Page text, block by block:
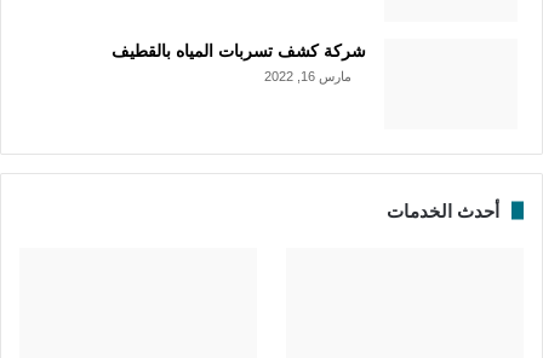
شركة كشف تسربات المياه بالقطيف
مارس 16, 2022
أحدث الخدمات